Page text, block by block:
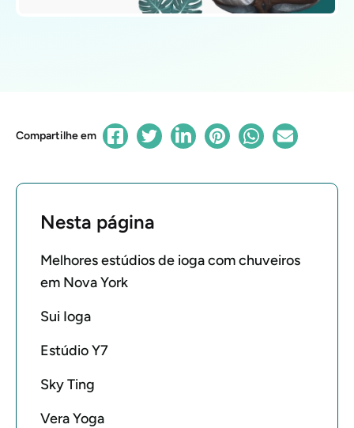
Compartilhe em
Nesta página
Melhores estúdios de ioga com chuveiros
em Nova York
Sui Ioga
Estúdio Y7
Sky Ting
Vera Yoga